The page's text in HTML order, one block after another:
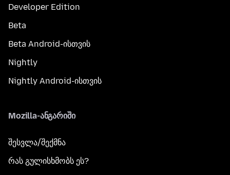
Developer Edition
Beta
Beta Android-ისთვის
Nightly
Nightly Android-ისთვის
Mozilla-ანგარიში
შესვლა/შექმნა
რას გულისხმობს ეს?